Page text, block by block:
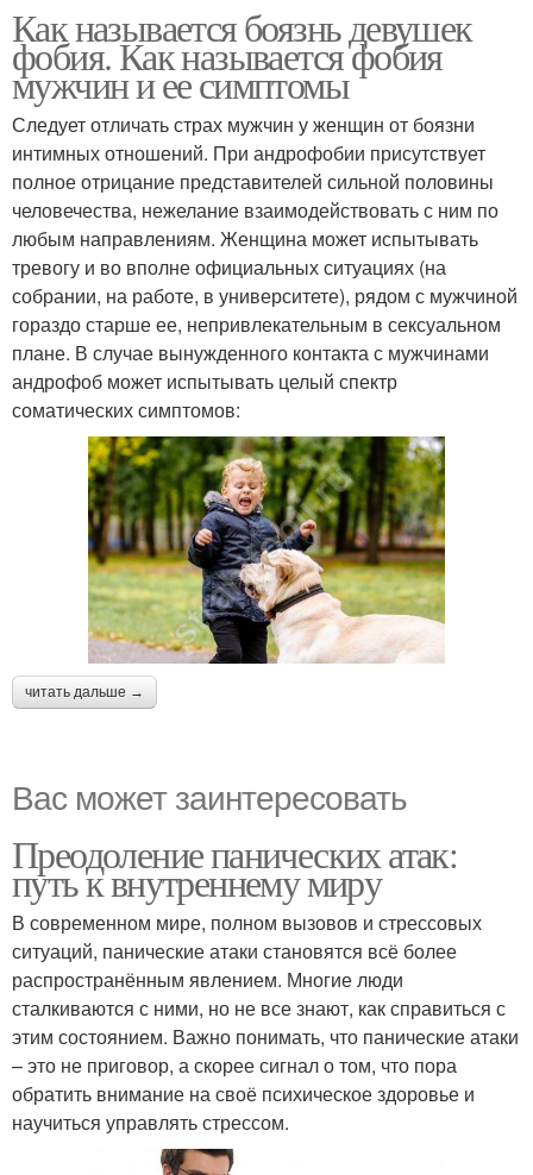
Как называется боязнь девушек
фобия. Как называется фобия
мужчин и ее симптомы
Следует отличать страх мужчин у женщин от боязни
интимных отношений. При андрофобии присутствует
полное отрицание представителей сильной половины
человечества, нежелание взаимодействовать с ним по
любым направлениям. Женщина может испытывать
тревогу и во вполне официальных ситуациях (на
собрании, на работе, в университете), рядом с мужчиной
гораздо старше ее, непривлекательным в сексуальном
плане. В случае вынужденного контакта с мужчинами
андрофоб может испытывать целый спектр
соматических симптомов:
читать дальше →
Вас может заинтересовать
Преодоление панических атак:
путь к внутреннему миру
В современном мире, полном вызовов и стрессовых
ситуаций, панические атаки становятся всё более
распространённым явлением. Многие люди
сталкиваются с ними, но не все знают, как справиться с
этим состоянием. Важно понимать, что панические атаки
– это не приговор, а скорее сигнал о том, что пора
обратить внимание на своё психическое здоровье и
научиться управлять стрессом.